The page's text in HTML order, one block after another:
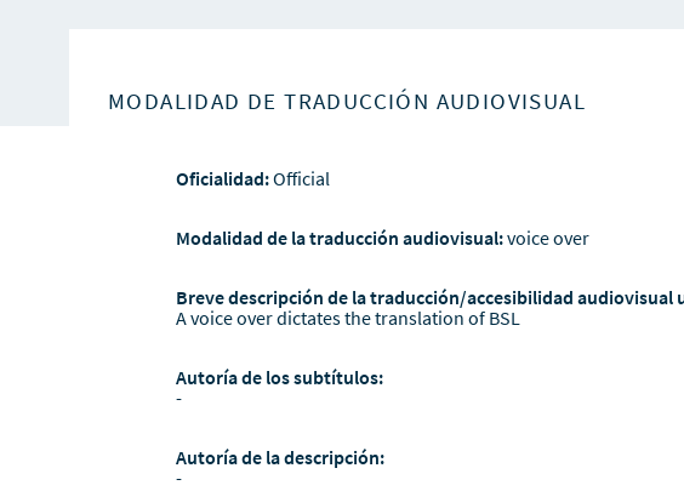
MODALIDAD DE TRADUCCIÓN AUDIOVISUAL
Oficialidad:Official
Modalidad de la traducción audiovisual:voice over
Breve descripción de la traducción/accesibilidad audiovisual
A voice over dictates the translation of BSL
Autoría de los subtítulos:
-
Autoría de la descripción:
-